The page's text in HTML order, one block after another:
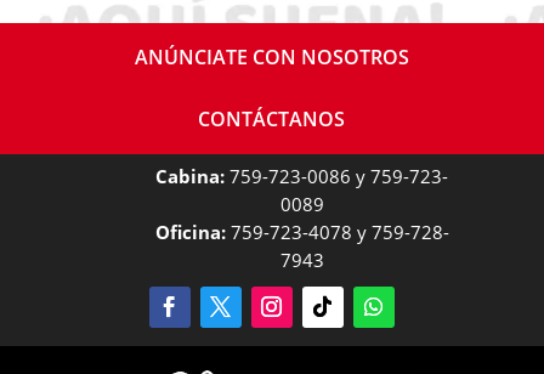
ANÚNCIATE CON NOSOTROS
CONTÁCTANOS
Cabina: 759-723-0086 y 759-723-
0089
Oficina:759-723-4078 y 759-728-
7943